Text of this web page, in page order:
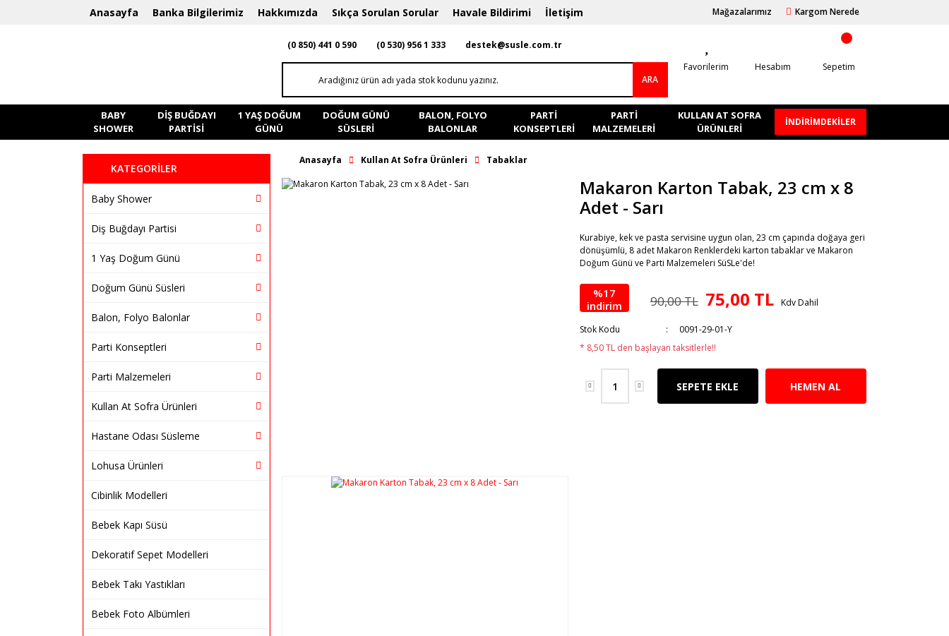
Anasayfa Banka Bilgilerimiz Hakkımızda Sıkça Sorulan Sorular Havale Bildirimi İletişim Mağazalarımız Kargom Nerede
(0 850) 441 0 590 (0 530) 956 1 333 destek@susle.com.tr
ARA
Favorilerim Hesabım Sepetim
BABY
SHOWER
DIŞ BUĞDAYI
PARTISI
1 YAŞ DOĞUM
GÜNÜ
DOĞUM GÜNÜ
SÜSLERI
BALON, FOLYO
BALONLAR
PARTI
KONSEPTLERI
PARTI
MALZEMELERI
KULLAN AT SOFRA
ÜRÜNLERI
İNDİRİMDEKİLER
KATEGORİLER
Baby Shower
Diş Buğdayı Partisi
1 Yaş Doğum Günü
Doğum Günü Süsleri
Balon, Folyo Balonlar
Parti Konseptleri
Parti Malzemeleri
Kullan At Sofra Ürünleri
Hastane Odası Süsleme
Lohusa Ürünleri
Cibinlik Modelleri
Bebek Kapı Süsü
Dekoratif Sepet Modelleri
Bebek Takı Yastıkları
Bebek Foto Albümleri
Anasayfa Kullan At Sofra Ürünleri Tabaklar
Makaron Karton Tabak, 23 cm x 8
Adet - Sarı
Kurabiye, kek ve pasta servisine uygun olan, 23 cm çapında doğaya geri
dönüşümlü, 8 adet Makaron Renklerdeki karton tabaklar ve Makaron
Doğum Günü ve Parti Malzemeleri SüSLe'de!
%17
indirim
90,00 TL 75,00 TL Kdv Dahil
Stok Kodu
0091-29-01-Y
* 8,50 TL den başlayan taksitlerle!!
SEPETE EKLE HEMEN AL